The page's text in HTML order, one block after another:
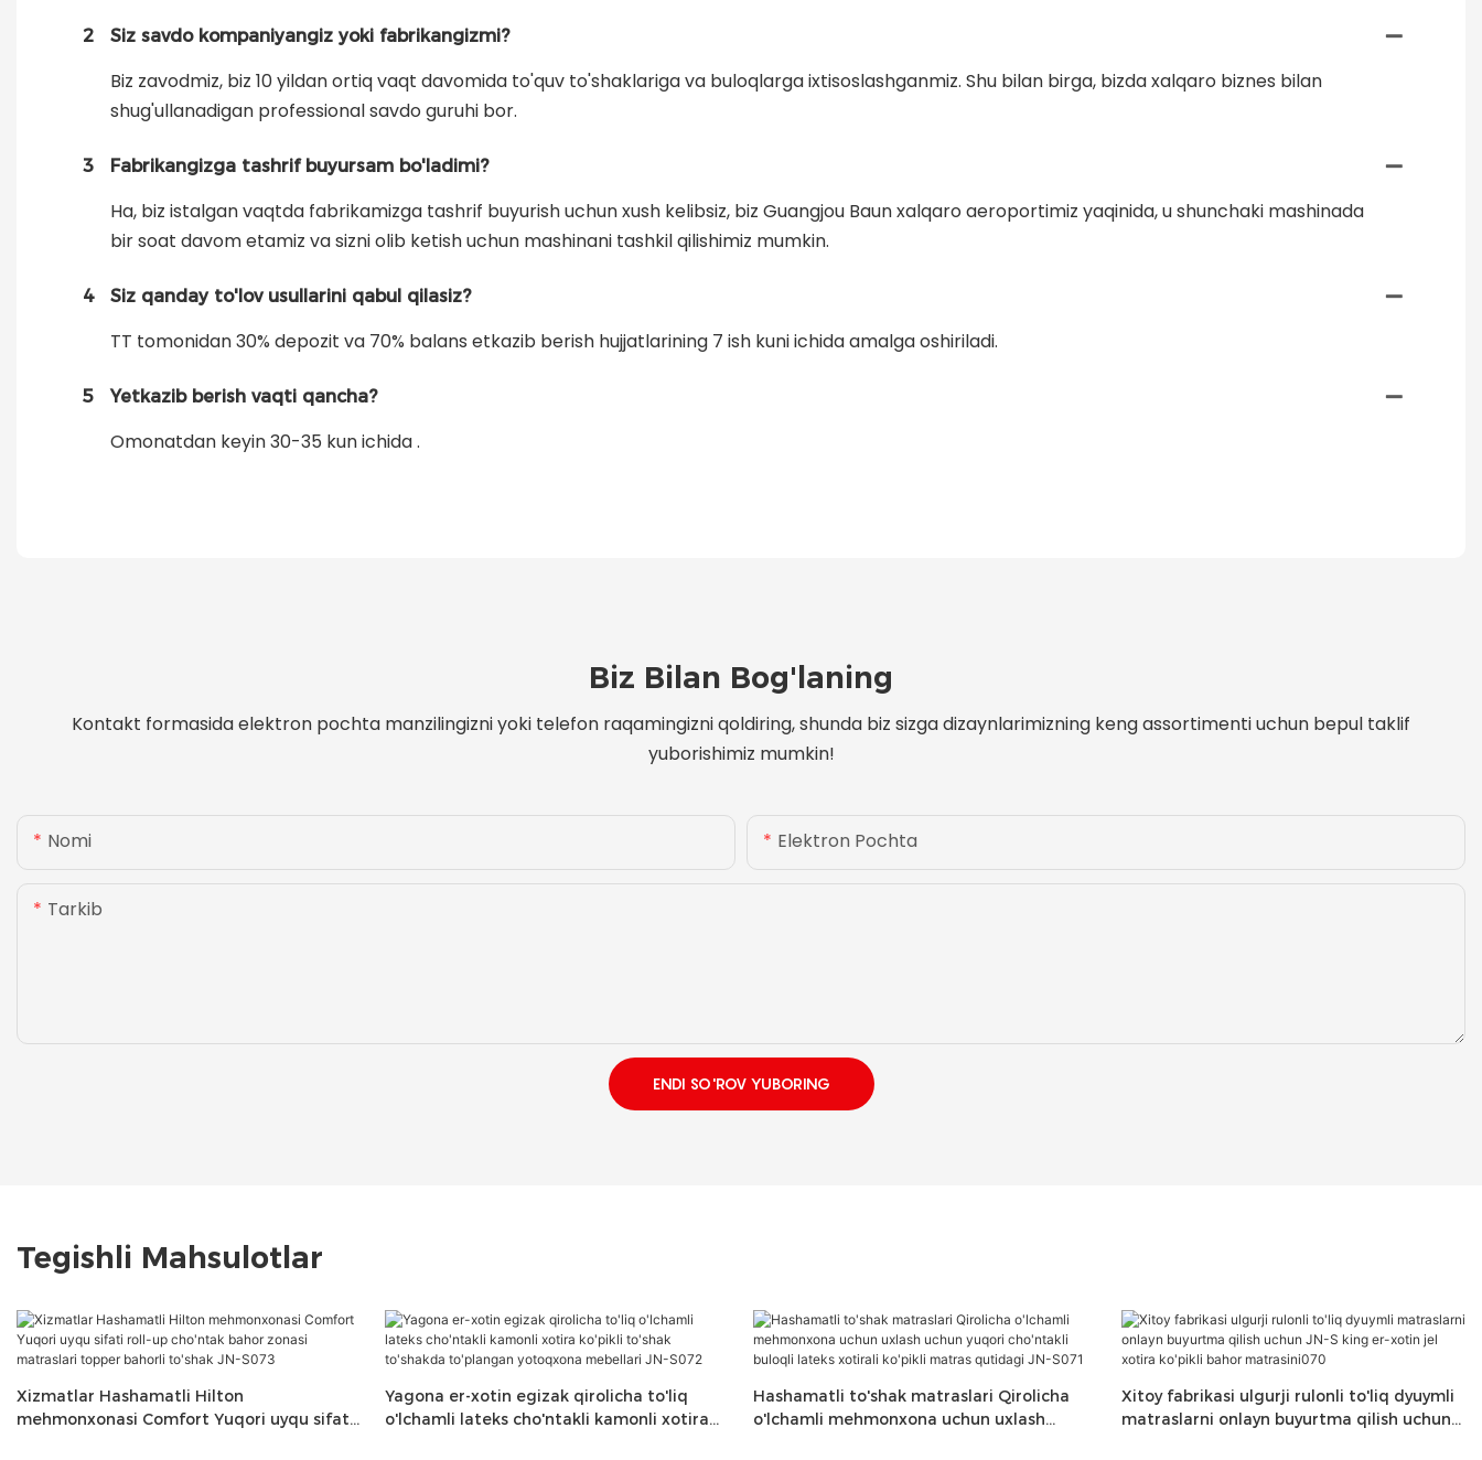
2 Siz savdo kompaniyangiz yoki fabrikangizmi?
Biz zavodmiz, biz 10 yildan ortiq vaqt davomida to'quv to'shaklariga va buloqlarga ixtisoslashganmiz. Shu bilan birga, bizda xalqaro biznes bilan
shug'ullanadigan professional savdo guruhi bor.
3 Fabrikangizga tashrif buyursam bo'ladimi?
Ha, biz istalgan vaqtda fabrikamizga tashrif buyurish uchun xush kelibsiz, biz Guangjou Baun xalqaro aeroportimiz yaqinida, u shunchaki mashinada
bir soat davom etamiz va sizni olib ketish uchun mashinani tashkil qilishimiz mumkin.
4 Siz qanday to'lov usullarini qabul qilasiz?
TT tomonidan 30% depozit va 70% balans etkazib berish hujjatlarining 7 ish kuni ichida amalga oshiriladi.
5 Yetkazib berish vaqti qancha?
Omonatdan keyin 30-35 kun ichida .
Biz Bilan Bog'laning
Kontakt formasida elektron pochta manzilingizni yoki telefon raqamingizni qoldiring, shunda biz sizga dizaynlarimizning keng assortimenti uchun bepul taklif
yuborishimiz mumkin!
Nomi Elektron Pochta
Tarkib
ENDI SO'ROV YUBORING
Tegishli Mahsulotlar
Xizmatlar Hashamatli Hilton
mehmonxonasi Comfort Yuqori uyqu sifati
Yagona er-xotin egizak qirolicha to'liq
o'lchamli lateks cho'ntakli kamonli xotira
Hashamatli to'shak matraslari Qirolicha
o'lchamli mehmonxona uchun uxlash
Xitoy fabrikasi ulgurji rulonli to'liq dyuymli
matraslarni onlayn buyurtma qilish uchun